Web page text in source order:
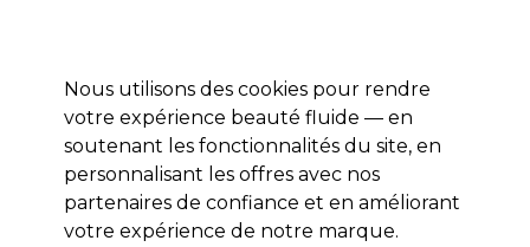
Se connecter
Marques Bons plans 🌟 Coiffure Electro et Matériel
Livraison le lendemain*
Après expédition, du lundi au vendredi
Nous utilisons des cookies pour rendre
votre expérience beauté fluide — en
soutenant les fonctionnalités du site, en
personnalisant les offres avec nos
partenaires de confiance et en améliorant
votre expérience de notre marque.